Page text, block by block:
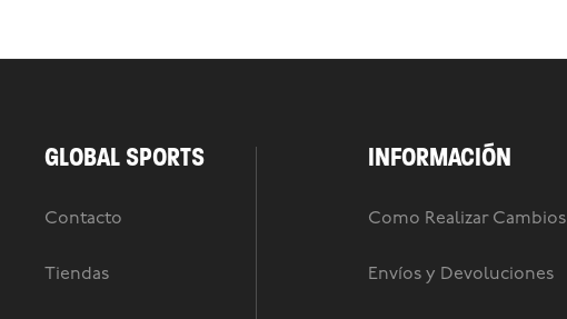
GLOBAL SPORTS
Contacto
Tiendas
INFORMACIÓN
Como Realizar Cambios
Envíos y Devoluciones